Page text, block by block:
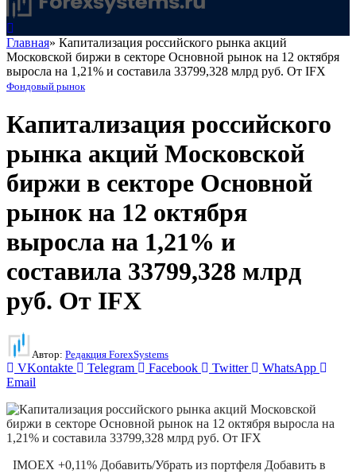
Главная» Капитализация российского рынка акций
Московской биржи в секторе Основной рынок на 12 октября
выросла на 1,21% и составила 33799,328 млрд руб. От IFX
Фондовый рынок
Капитализация российского
рынка акций Московской
биржи в секторе Основной
рынок на 12 октября
выросла на 1,21% и
составила 33799,328 млрд
руб. От IFX
Автор: Редакция ForexSystems
VKontakte Telegram Facebook Twitter
WhatsApp
Email
IMOEX +0,11% Добавить/Убрать из портфеля Добавить в